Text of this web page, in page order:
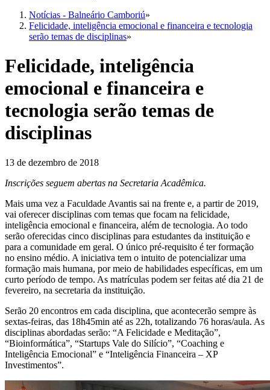
Notícias - Balneário Camboriú»
Felicidade, inteligência emocional e financeira e tecnologia
serão temas de disciplinas»
Felicidade, inteligência
emocional e financeira e
tecnologia serão temas de
disciplinas
13 de dezembro de 2018
Inscrições seguem abertas na Secretaria Acadêmica.
Mais uma vez a Faculdade Avantis sai na frente e, a partir de 2019,
vai oferecer disciplinas com temas que focam na felicidade,
inteligência emocional e financeira, além de tecnologia. Ao todo
serão oferecidas cinco disciplinas para estudantes da instituição e
para a comunidade em geral. O único pré-requisito é ter formação
no ensino médio. A iniciativa tem o intuito de potencializar uma
formação mais humana, por meio de habilidades específicas, em um
curto período de tempo. As matrículas podem ser feitas até dia 21 de
fevereiro, na secretaria da instituição.
Serão 20 encontros em cada disciplina, que acontecerão sempre às
sextas-feiras, das 18h45min até as 22h, totalizando 76 horas/aula. As
disciplinas abordadas serão: “A Felicidade e Meditação”,
“Bioinformática”, “Startups Vale do Silício”, “Coaching e
Inteligência Emocional” e “Inteligência Financeira – XP
Investimentos”.